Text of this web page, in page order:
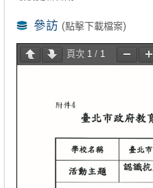
參訪 (點擊下載檔案)
頁次 1 / 1